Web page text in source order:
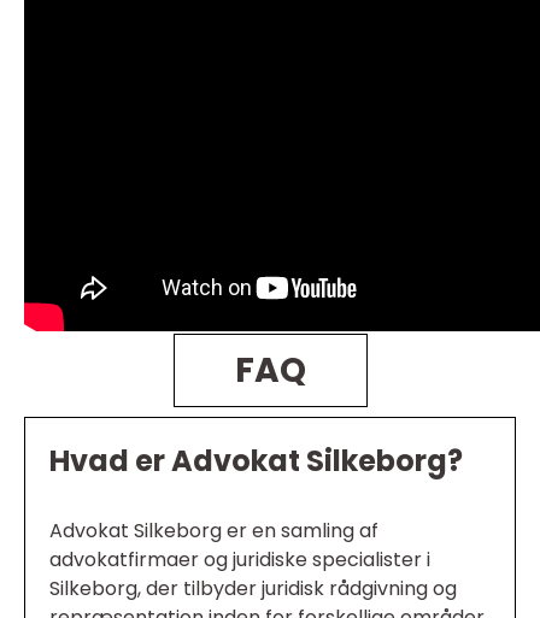
FAQ
Hvad er Advokat Silkeborg?
Advokat Silkeborg er en samling af
advokatfirmaer og juridiske specialister i
Silkeborg, der tilbyder juridisk rådgivning og